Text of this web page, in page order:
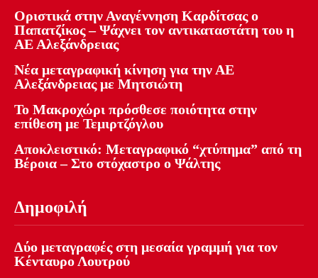
Οριστικά στην Αναγέννηση Καρδίτσας ο
Παπατζίκος – Ψάχνει τον αντικαταστάτη του η
ΑΕ Αλεξάνδρειας
Νέα μεταγραφική κίνηση για την ΑΕ
Αλεξάνδρειας με Μητσιώτη
Το Μακροχώρι πρόσθεσε ποιότητα στην
επίθεση με Τεμιρτζόγλου
Αποκλειστικό: Μεταγραφικό “χτύπημα” από τη
Βέροια – Στο στόχαστρο ο Ψάλτης
Δημοφιλή
Δύο μεταγραφές στη μεσαία γραμμή για τον
Κένταυρο Λουτρού